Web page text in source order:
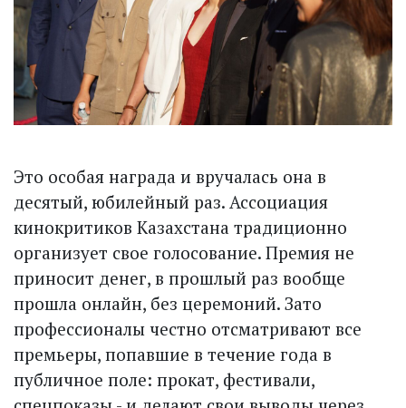
Это особая награда и вручалась она в
десятый, юбилейный раз. Ассоциация
кинокритиков Казахстана традиционно
организует свое голосование. Премия не
приносит денег, в прошлый раз вообще
прошла онлайн, без церемоний. Зато
профессионалы честно отсматривают все
премьеры, попавшие в течение года в
публичное поле: прокат, фестивали,